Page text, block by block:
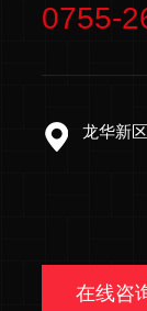
0755-
龙华新
在线咨